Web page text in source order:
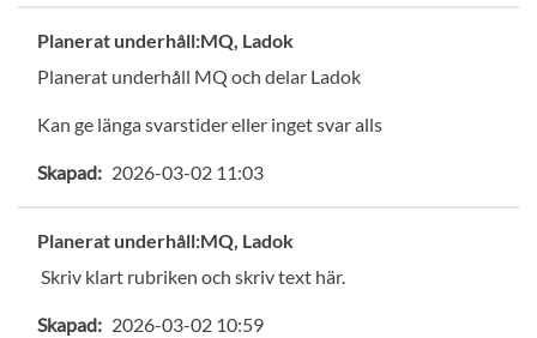
Planerat underhåll:MQ, Ladok
Planerat underhåll MQ och delar Ladok
Kan ge länga svarstider eller inget svar alls
Skapad: 2026-03-02 11:03
Planerat underhåll:MQ, Ladok
Skriv klart rubriken och skriv text här.
Skapad: 2026-03-02 10:59